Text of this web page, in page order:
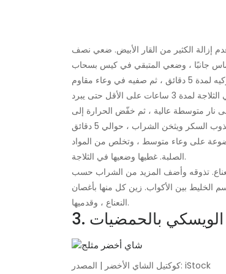
إزالة الكثير من القار الأبيض. ضعي نصف
يُغلى 2 لتر من الماء ، ويُرفع عن النار ويُضاف الشاي وقشر البرتقال المحفوظ. اتركيه لمدة 5 دقائق ، ثم صفيه في وعاء مقاوم
نار متوسطة عالية ، ثم خفّض الحرارة إلى
على وعاء متوسط ​​، وتخلص من المواد
الصلبة. غطيها وضعيها في الثلاجة.
تذوقه وأضف المزيد من الشراب حسب
الخليط بين الأكواب. زين كل منها بأغصان
النعناع ، وقدميها.
الويسكي بالحمضيات
كوكتيل الشاي الأخضر | المصدر: iStock